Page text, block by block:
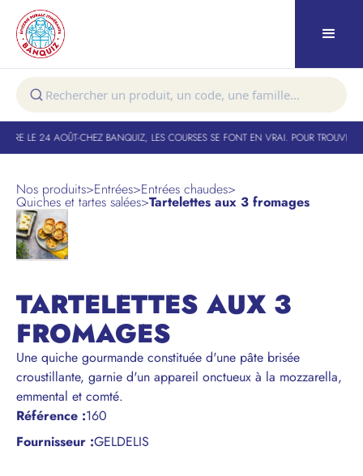
LE 24 AOÛT-CHEZ BANQUIZ, LES COURSES SE FONT EN VRAI. POUR TROUVER
Nos produits>Entrées>Entrées chaudes>
Quiches et tartes salées>Tartelettes aux 3 fromages
TARTELETTES AUX 3
FROMAGES
Une quiche gourmande constituée d'une pâte brisée
croustillante, garnie d'un appareil onctueux à la mozzarella,
emmental et comté.
Référence :160
Fournisseur :GELDELIS